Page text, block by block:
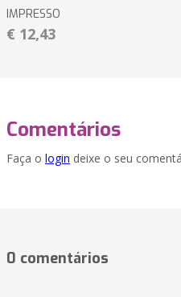
IMPRESSO
€ 12,43
Comentários
Faça o login deixe o seu
0 comentários